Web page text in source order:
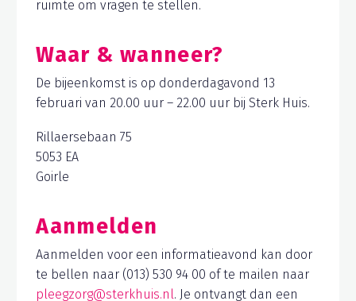
ruimte om vragen te stellen.
Waar & wanneer?
De bijeenkomst is op donderdagavond 13
februari van 20.00 uur – 22.00 uur bij Sterk Huis.
Rillaersebaan 75
5053 EA
Goirle
Aanmelden
Aanmelden voor een informatieavond kan door
te bellen naar (013) 530 94 00 of te mailen naar
pleegzorg@sterkhuis.nl. Je ontvangt dan een